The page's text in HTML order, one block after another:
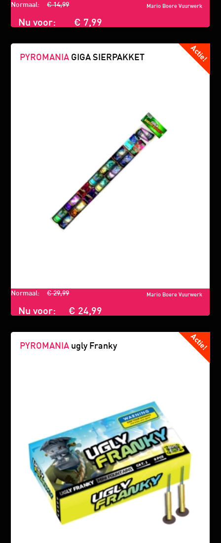
Mario Boere Vuurwerk
Normaal: € 14,99
Nu voor: € 7,99
PYROMANIA GIGA SIERPAKKET
Mario Boere Vuurwerk
Normaal: € 29,99
Nu voor: € 24,99
PYROMANIA ugly Franky